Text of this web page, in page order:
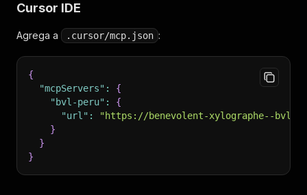
Cursor IDE
Agrega a .cursor/mcp.json :
{
"mcpServers" :
{
"bvl-peru" :
{
"url" :
"https://benevolent-xylographe--bvl-
}
}
}